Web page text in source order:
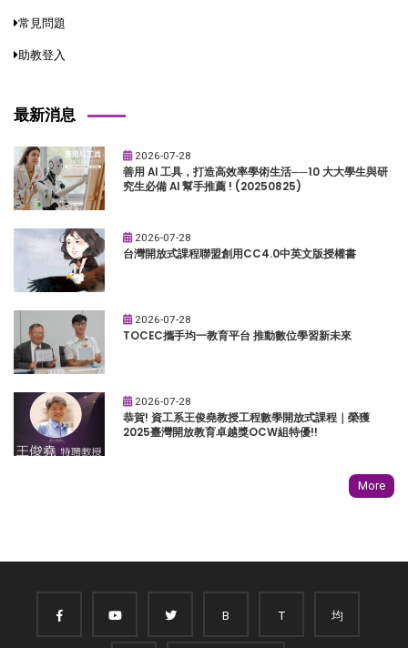
常見問題
助教登入
最新消息
2026-07-28
善用 AI 工具，打造高效率學術生活──10 大大學生與研
究生必備 AI 幫手推薦 ! (20250825)
2026-07-28
台灣開放式課程聯盟創用CC4.0中英文版授權書
2026-07-28
TOCEC攜手均一教育平台 推動數位學習新未來
2026-07-28
恭賀! 資工系王俊堯教授工程數學開放式課程｜榮獲
2025臺灣開放教育卓越獎OCW組特優!!
More
B T 均